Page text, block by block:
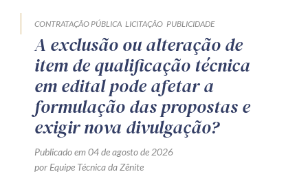
CONTRATAÇÃO PÚBLICA LICITAÇÃO PUBLICIDADE
A exclusão ou alteração de
item de qualificação técnica
em edital pode afetar a
formulação das propostas e
exigir nova divulgação?
Publicado em 04 de agosto de 2026
por Equipe Técnica da Zênite